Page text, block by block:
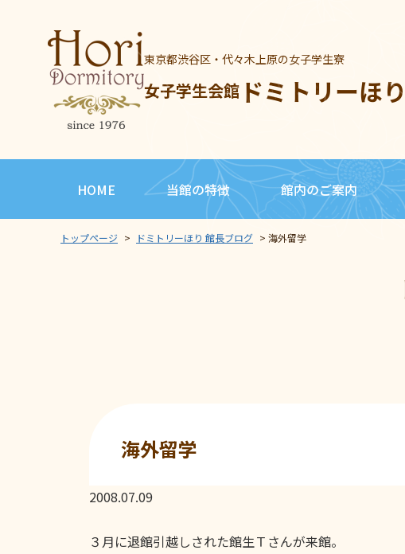
東京都渋谷区・代々木上原の女子学生寮
女子学生会館 ドミトリーほり
HOME 当館の特徴 館内のご案内
トップページ > ドミトリーほり 館長ブログ > 海外留学
海外留学
2008.07.09
３月に退館引越しされた館生Ｔさんが来館。